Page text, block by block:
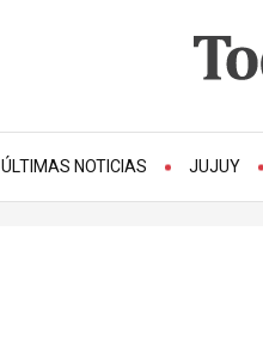
ÚLTIMAS NOTICIAS JUJUY